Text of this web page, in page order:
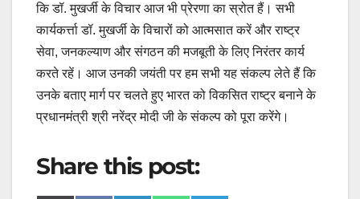
कि डॉ. मुखर्जी के विचार आज भी प्रेरणा का स्रोत हैं। सभी
कार्यकर्त्ता डॉ. मुखर्जी के विचारों को आत्मसात करें और राष्ट्र
सेवा, जनकल्याण और संगठन की मजबूती के लिए निरंतर कार्य
करते रहें। आज उनकी जयंती पर हम सभी यह संकल्प लेते हैं कि
उनके बताए मार्ग पर चलते हुए भारत को विकसित राष्ट्र बनाने के
प्रधानमंत्री श्री नरेंद्र मोदी जी के संकल्प को पूरा करेंगे।
Share this post: